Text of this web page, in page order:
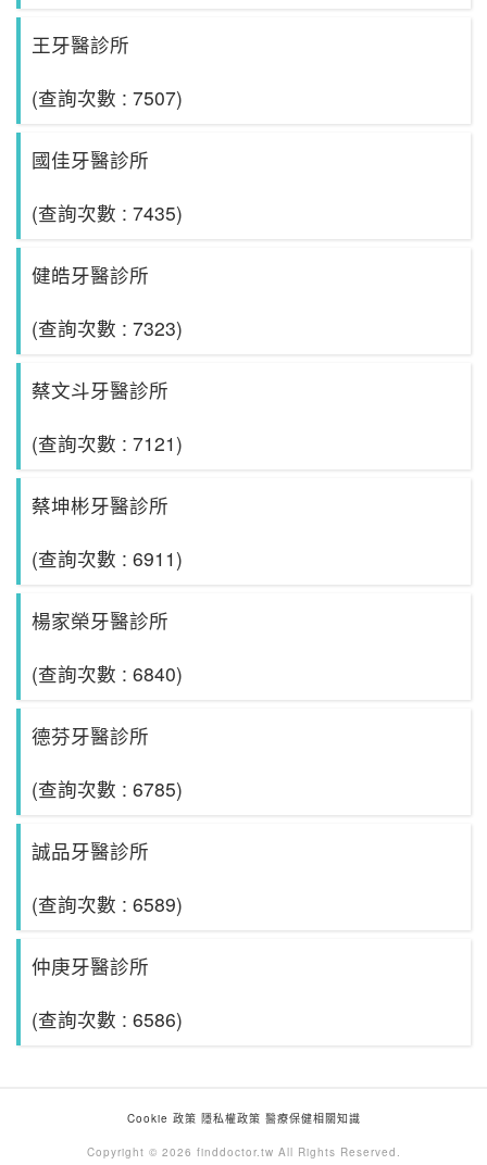
王牙醫診所
(查詢次數 : 7507)
國佳牙醫診所
(查詢次數 : 7435)
健皓牙醫診所
(查詢次數 : 7323)
蔡文斗牙醫診所
(查詢次數 : 7121)
蔡坤彬牙醫診所
(查詢次數 : 6911)
楊家榮牙醫診所
(查詢次數 : 6840)
德芬牙醫診所
(查詢次數 : 6785)
誠品牙醫診所
(查詢次數 : 6589)
仲庚牙醫診所
(查詢次數 : 6586)
Cookie 政策 隱私權政策 醫療保健相關知識
Copyright © 2026 finddoctor.tw All Rights Reserved.